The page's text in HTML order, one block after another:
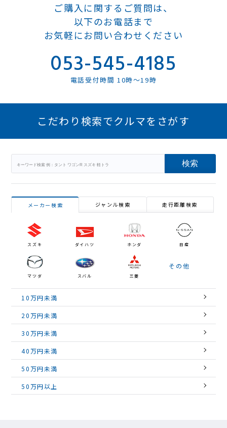
ご購入に関するご質問は、
以下のお電話まで
お気軽にお問い合わせください
053-545-4185
電話受付時間 10時～19時
こだわり検索でクルマをさがす
メーカー検索 ジャンル検索 走行距離検索
スズキ ダイハツ ホンダ 日産
マツダ スバル 三菱
その他
10万円未満
20万円未満
30万円未満
40万円未満
50万円未満
50万円以上